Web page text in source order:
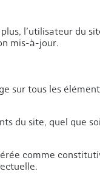
l’utilisateur du
mis-à-jour.
sur tous les
du site, quel que
comme